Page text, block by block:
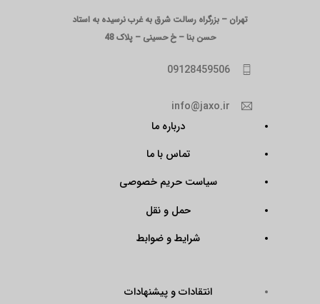
تهران – بزرگراه رسالت شرق به غرب نرسیده به استاد
حسن بنا – خ حسینی – پلاک 48
09128459506
info@jaxo.ir
درباره ما
تماس با ما
سیاست حریم خصوصی
حمل و نقل
شرایط و ضوابط
انتقادات و پیشنهادات